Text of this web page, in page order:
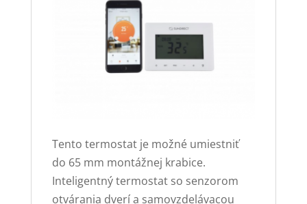
Tento termostat je možné umiestniť
do 65 mm montážnej krabice.
Inteligentný termostat so senzorom
otvárania dverí a samovzdelávacou